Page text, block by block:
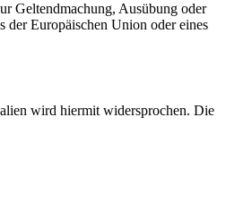
Geltendmachung, Ausübung oder
der Europäischen Union oder eines
wird hiermit widersprochen. Die